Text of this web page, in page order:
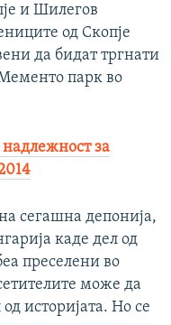
и Шилегов
од Скопје
да бидат тргнати
парк во
за
сегашна депонија,
каде дел од
преселени во
може да
историјата. Но се